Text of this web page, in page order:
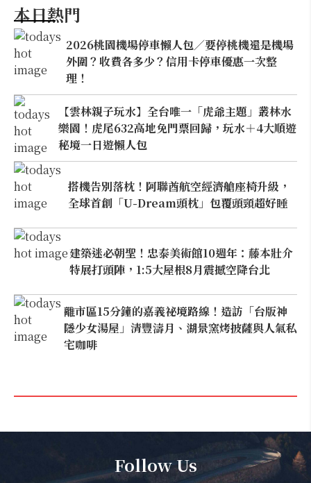
本日熱門
2026桃園機場停車懶人包／要停桃機還是機場
外圍？收費各多少？信用卡停車優惠一次整
理！
【雲林親子玩水】全台唯一「虎爺主題」叢林水
樂園！虎尾632高地免門票回歸，玩水＋4大順遊
秘境一日遊懶人包
搭機告別落枕！阿聯酋航空經濟艙座椅升級，
全球首創「U-Dream頭枕」包覆頭頸超好睡
建築迷必朝聖！忠泰美術館10週年：藤本壯介
特展打頭陣，1:5大屋根8月震撼空降台北
離市區15分鐘的嘉義祕境路線！造訪「台版神
隱少女湯屋」清豐濤月、湖景窯烤披薩與人氣私
宅咖啡
Follow Us